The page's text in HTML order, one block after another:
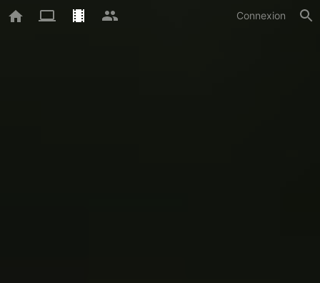
Connexion